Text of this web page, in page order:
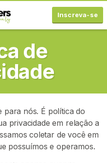
Inscreva-se
de
para nós. É política do
privacidade em relação a
coletar de você em
possuímos e operamos.